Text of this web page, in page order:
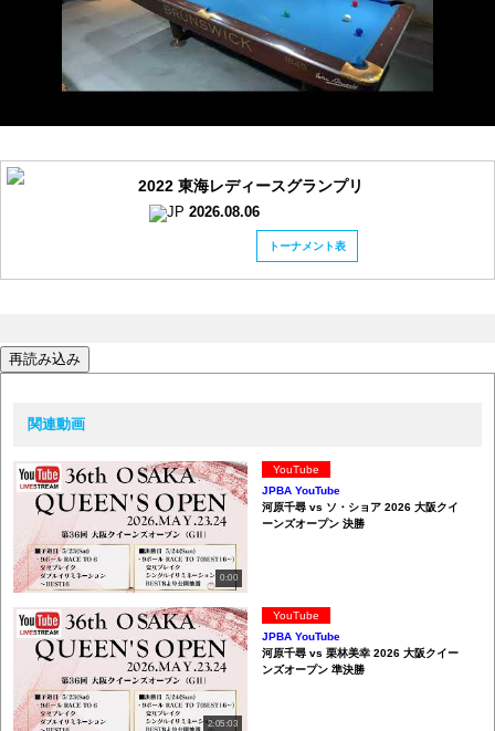
2022 東海レディースグランプリ
2026.08.06
トーナメント表
再読み込み
関連動画
0:00
YouTube
JPBA YouTube
河原千尋 vs ソ・ショア 2026 大阪クイ
ーンズオープン 決勝
2:05:03
YouTube
JPBA YouTube
河原千尋 vs 栗林美幸 2026 大阪クイー
ンズオープン 準決勝